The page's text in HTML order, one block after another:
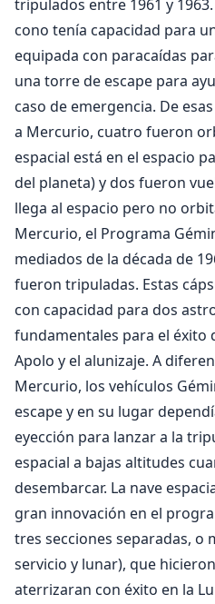
tripulados entre 1961 y
cono tenía capacidad para
equipada con paracaídas
una torre de escape para
caso de emergencia. De
a Mercurio, cuatro fueron
espacial está en el espacio
del planeta) y dos fueron
llega al espacio pero no
Mercurio, el Programa
mediados de la década de
fueron tripuladas. Estas
con capacidad para dos
fundamentales para el éxito
Apolo y el alunizaje. A
Mercurio, los vehículos
escape y en su lugar
eyección para lanzar a la
espacial a bajas altitudes
desembarcar. La nave
gran innovación en el
tres secciones separadas, o
servicio y lunar), que
aterrizaran con éxito en la